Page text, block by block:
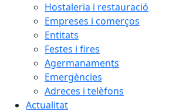
Hostaleria i restauració
Empreses i comerços
Entitats
Festes i fires
Agermanaments
Emergències
Adreces i telèfons
Actualitat